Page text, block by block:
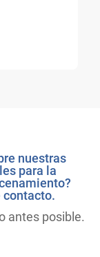
nuestras
para la
contacto.
antes posible.